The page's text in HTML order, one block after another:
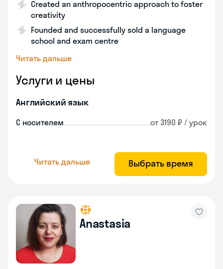
Created an anthropocentric approach to foster
creativity
Founded and successfully sold a language
school and exam centre
Читать дальше
Услуги и цены
Английский язык
С носителем от 3190 ₽ / урок
Читать дальше Выбрать время
Anastasia